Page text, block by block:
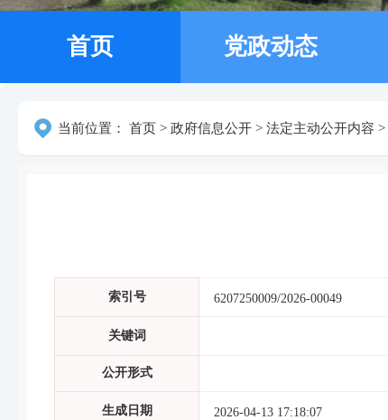
首页 党政动态
当前位置： 首页 > 政府信息公开 > 法定主动公开内容 >
索引号 6207250009/2026-00049
关键词
公开形式
生成日期 2026-04-13 17:18:07